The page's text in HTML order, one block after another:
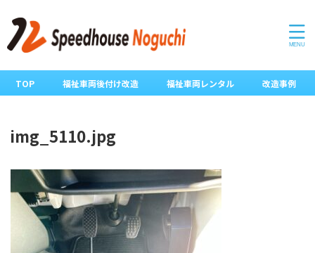
TOP 福祉車両後付け改造 福祉車両レンタル 改造事例
img_5110.jpg